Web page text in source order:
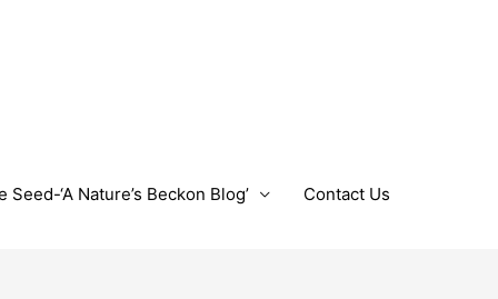
Seed-‘A Nature’s Beckon Blog’ Contact Us